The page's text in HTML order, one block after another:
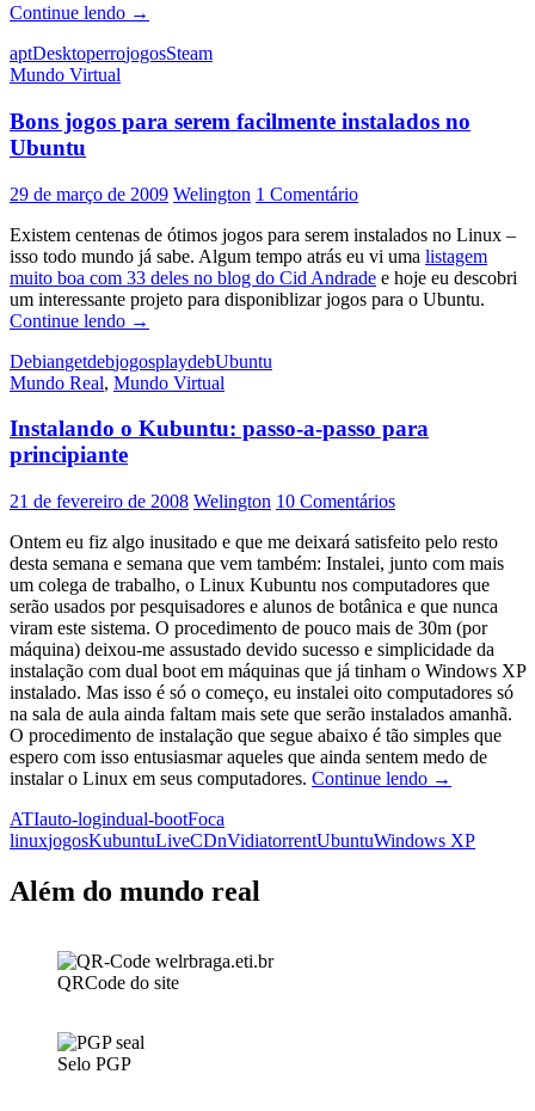
Continue lendo Steam:
GL_EXT_texture_compression_s3tc
supported
→
aptDesktoperrojogosSteam
Mundo Virtual
Bons jogos para serem facilmente instalados no
Ubuntu
29 de março de 2009 Welington 1 Comentário
Existem centenas de ótimos jogos para serem instalados no Linux –
isso todo mundo já sabe. Algum tempo atrás eu vi uma listagem
muito boa com 33 deles no blog do Cid Andrade e hoje eu descobri
um interessante projeto para disponiblizar jogos para o Ubuntu.
Continue lendo Bons
para
serem
instalados
→
DebiangetdebjogosplaydebUbuntu
Mundo Real, Mundo Virtual
Instalando o Kubuntu: passo-a-passo para
principiante
21 de fevereiro de 2008 Welington 10 Comentários
Ontem eu fiz algo inusitado e que me deixará satisfeito pelo resto
desta semana e semana que vem também: Instalei, junto com mais
um colega de trabalho, o Linux Kubuntu nos computadores que
serão usados por pesquisadores e alunos de botânica e que nunca
viram este sistema. O procedimento de pouco mais de 30m (por
máquina) deixou-me assustado devido sucesso e simplicidade da
instalação com dual boot em máquinas que já tinham o Windows XP
instalado. Mas isso é só o começo, eu instalei oito computadores só
na sala de aula ainda faltam mais sete que serão instalados amanhã.
O procedimento de instalação que segue abaixo é tão simples que
espero com isso entusiasmar aqueles que ainda sentem medo de
instalar o Linux em seus computadores. Continue lendo Instalando
passo-
→
ATIauto-logindual-bootFoca
linuxjogosKubuntuLiveCDnVidiatorrentUbuntuWindows XP
Além do mundo real
QRCode do site
Selo PGP